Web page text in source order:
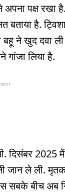
अपना पक्ष रखा
है. ट्विशा
ने खुद दवा ली
लिया है.
2025 में
जान ले ली.
बीच अब